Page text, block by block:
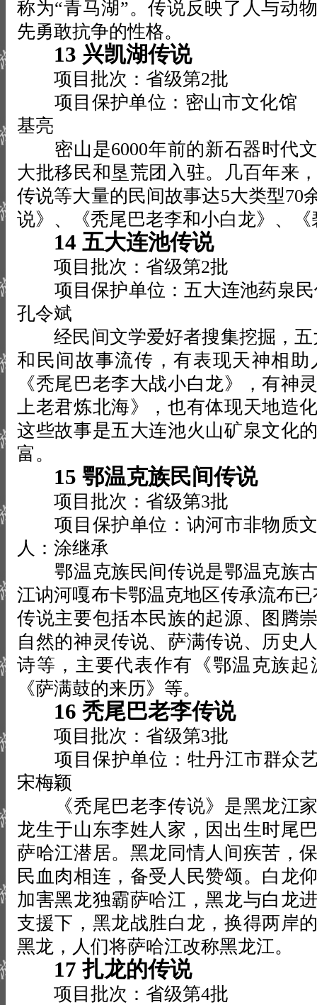
称为“青马湖”。传说反映了人与动
先勇敢抗争的性格。
13 兴凯湖传说
项目批次：省级第2批
项目保护单位：密山市文化馆
基亮
密山是6000年前的新石器时代文
大批移民和垦荒团入驻。几百年来
传说等大量的民间故事达5大类型70
说》、《秃尾巴老李和小白龙》、
14 五大连池传说
项目批次：省级第2批
项目保护单位：五大连池药泉
孔令斌
经民间文学爱好者搜集挖掘，五
和民间故事流传，有表现天神相
《秃尾巴老李大战小白龙》，有神
上老君炼北海》，也有体现天地造
这些故事是五大连池火山矿泉文化
富。
15 鄂温克族民间传说
项目批次：省级第3批
项目保护单位：讷河市非物质文
人：涂继承
鄂温克族民间传说是鄂温克族古
江讷河嘎布卡鄂温克地区传承流布
传说主要包括本民族的起源、图腾
自然的神灵传说、萨满传说、历史
诗等，主要代表作有《鄂温克族
《萨满鼓的来历》等。
16 秃尾巴老李传说
项目批次：省级第3批
项目保护单位：牡丹江市群
宋梅颖
《秃尾巴老李传说》是黑龙江家
龙生于山东李姓人家，因出生时尾
萨哈江潜居。黑龙同情人间疾苦，
民血肉相连，备受人民赞颂。白龙
加害黑龙独霸萨哈江，黑龙与白龙
支援下，黑龙战胜白龙，换得两岸
黑龙，人们将萨哈江改称黑龙江。
17 扎龙的传说
项目批次：省级第4批